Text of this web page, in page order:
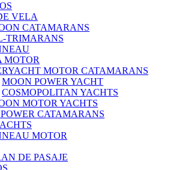
VELA
CATAMARANS
TRIMARANS
MOTOR
MOTOR CATAMARANS
MOON POWER YACHT
COSMOPOLITAN YACHTS
MOTOR YACHTS
CATAMARANS
MOTOR
DE PASAJE